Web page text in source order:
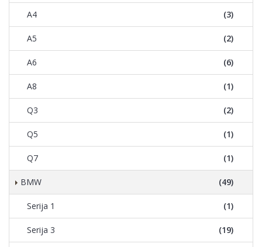
A4 (3)
A5 (2)
A6 (6)
A8 (1)
Q3 (2)
Q5 (1)
Q7 (1)
BMW (49)
Serija 1 (1)
Serija 3 (19)